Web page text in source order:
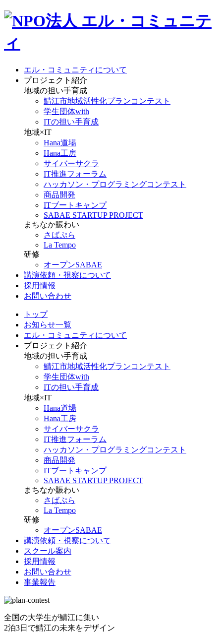
エル・コミュニティについて
プロジェクト紹介
地域の担い手育成
鯖江市地域活性化プランコンテスト
学生団体with
ITの担い手育成
地域×IT
Hana道場
Hana工房
サイバーサクラ
IT推進フォーラム
ハッカソン・プログラミングコンテスト
商品開発
ITブートキャンプ
SABAE STARTUP PROJECT
まちなか賑わい
さばぷら
La Tempo
研修
オープンSABAE
講演依頼・視察について
採用情報
お問い合わせ
トップ
お知らせ一覧
エル・コミュニティについて
プロジェクト紹介
地域の担い手育成
鯖江市地域活性化プランコンテスト
学生団体with
ITの担い手育成
地域×IT
Hana道場
Hana工房
サイバーサクラ
IT推進フォーラム
ハッカソン・プログラミングコンテスト
商品開発
ITブートキャンプ
SABAE STARTUP PROJECT
まちなか賑わい
さばぷら
La Tempo
研修
オープンSABAE
講演依頼・視察について
スクール案内
採用情報
お問い合わせ
事業報告
全国の大学生が鯖江に集い
2泊3日で鯖江の未来をデザイン